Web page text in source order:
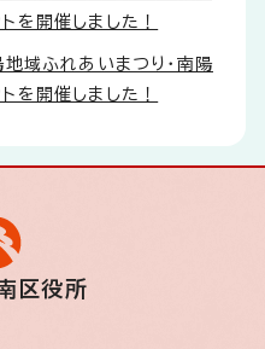
を開催しました！
域ふれあいまつり・南陽
を開催しました！
区役所